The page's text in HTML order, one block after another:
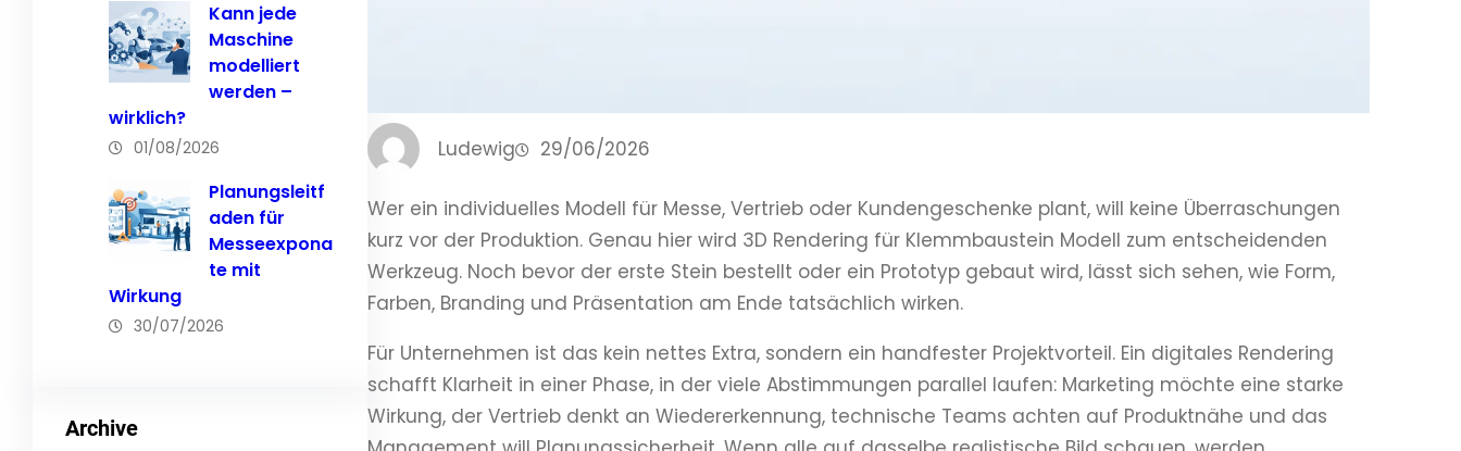
Kann jede
Maschine
modelliert
werden –
wirklich?
01/08/2026
Planungsleitf
aden für
Messeexpona
te mit
Wirkung
30/07/2026
Archive
Ludewig 29/06/2026
Wer ein individuelles Modell für Messe, Vertrieb oder Kundengeschenke plant, will keine Überraschungen
kurz vor der Produktion. Genau hier wird 3D Rendering für Klemmbaustein Modell zum entscheidenden
Werkzeug. Noch bevor der erste Stein bestellt oder ein Prototyp gebaut wird, lässt sich sehen, wie Form,
Farben, Branding und Präsentation am Ende tatsächlich wirken.
Für Unternehmen ist das kein nettes Extra, sondern ein handfester Projektvorteil. Ein digitales Rendering
schafft Klarheit in einer Phase, in der viele Abstimmungen parallel laufen: Marketing möchte eine starke
Wirkung, der Vertrieb denkt an Wiedererkennung, technische Teams achten auf Produktnähe und das